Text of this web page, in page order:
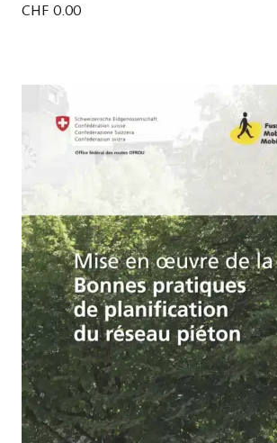
CHF 0.00